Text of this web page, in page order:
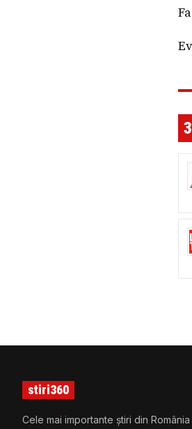
3
stiri360
Cele mai importante știri din